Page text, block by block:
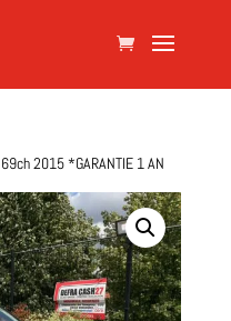
2015 *GARANTIE 1 AN